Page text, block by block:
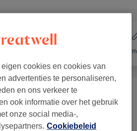
vanaf €10
(3) vanaf €5
cookies en cookies van
advertenties te personaliseren,
en ons verkeer te
ook informatie over het gebruik
onze social media-,
Cookiebeleid